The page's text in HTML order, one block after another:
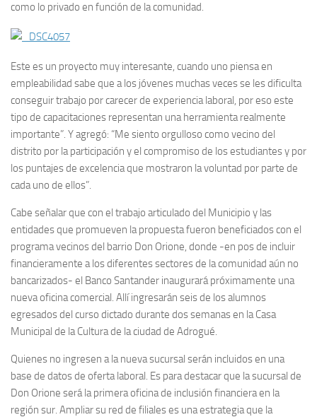
como lo privado en función de la comunidad.
Este es un proyecto muy interesante, cuando uno piensa en
empleabilidad sabe que a los jóvenes muchas veces se les dificulta
conseguir trabajo por carecer de experiencia laboral, por eso este
tipo de capacitaciones representan una herramienta realmente
importante”. Y agregó: “Me siento orgulloso como vecino del
distrito por la participación y el compromiso de los estudiantes y por
los puntajes de excelencia que mostraron la voluntad por parte de
cada uno de ellos”.
Cabe señalar que con el trabajo articulado del Municipio y las
entidades que promueven la propuesta fueron beneficiados con el
programa vecinos del barrio Don Orione, donde -en pos de incluir
financieramente a los diferentes sectores de la comunidad aún no
bancarizados- el Banco Santander inaugurará próximamente una
nueva oficina comercial. Allí ingresarán seis de los alumnos
egresados del curso dictado durante dos semanas en la Casa
Municipal de la Cultura de la ciudad de Adrogué.
Quienes no ingresen a la nueva sucursal serán incluidos en una
base de datos de oferta laboral. Es para destacar que la sucursal de
Don Orione será la primera oficina de inclusión financiera en la
región sur. Ampliar su red de filiales es una estrategia que la